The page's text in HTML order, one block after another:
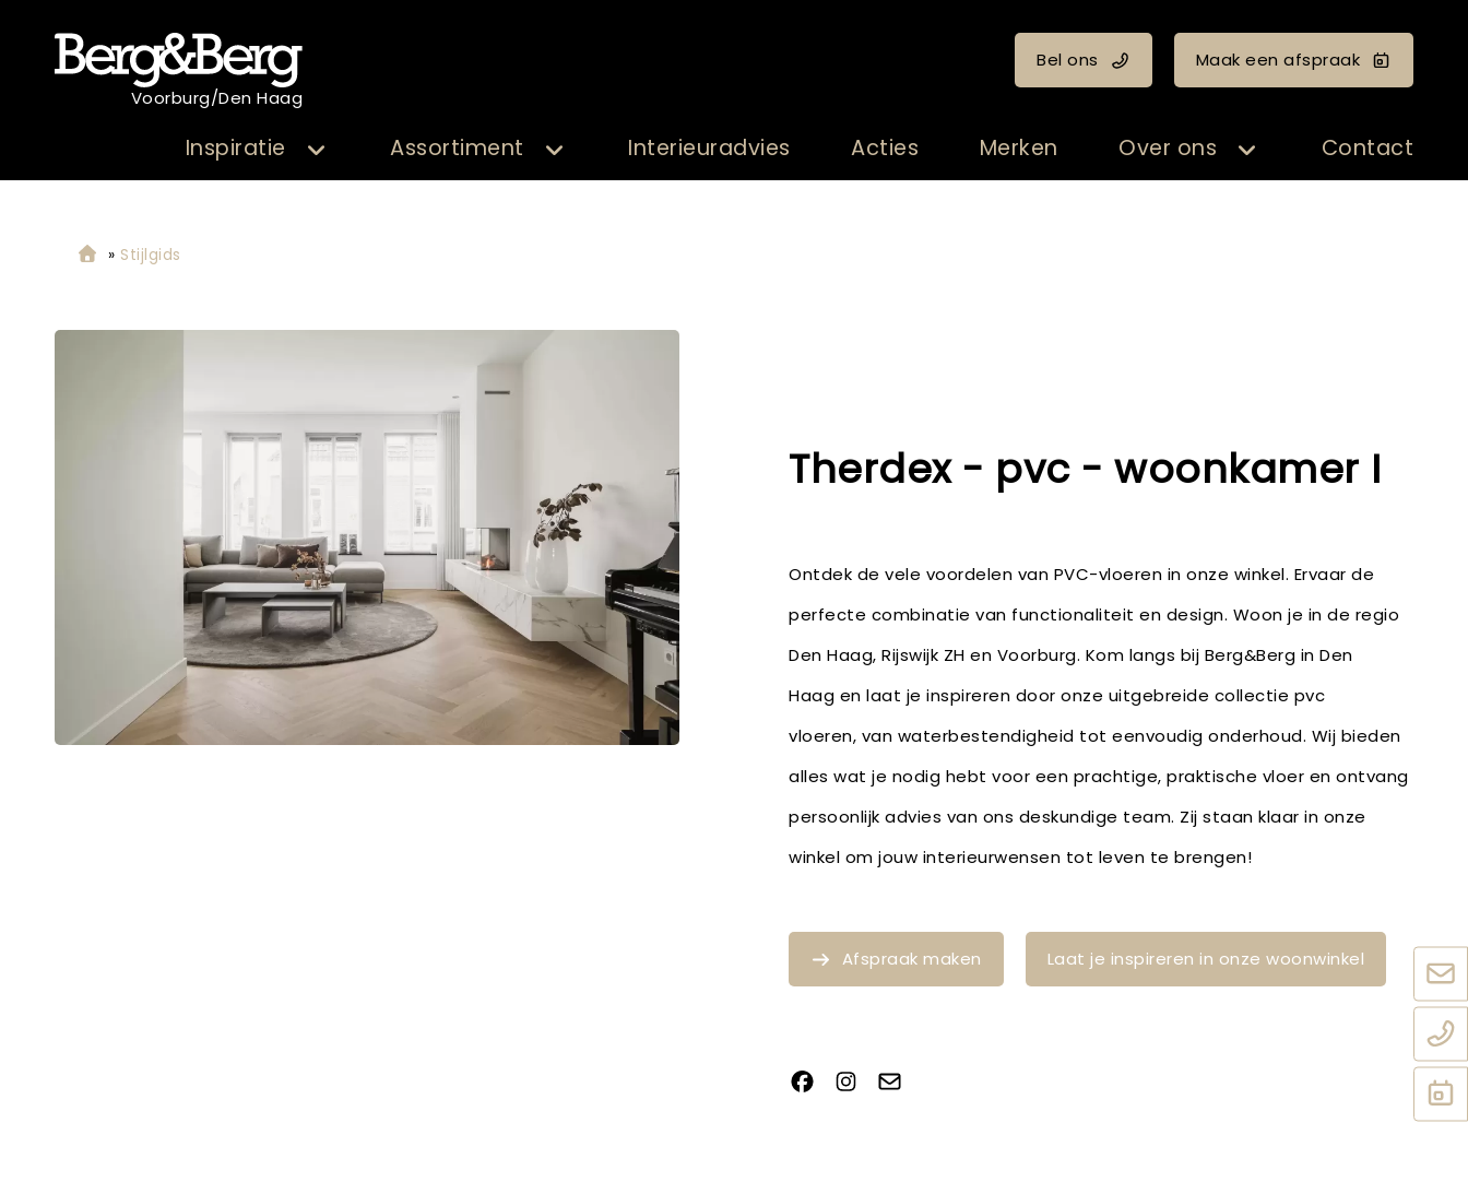
Voorburg/Den Haag
Bel ons Maak een afspraak
Inspiratie Assortiment Interieuradvies Acties Merken Over ons Contact
» Stijlgids
Therdex - pvc - woonkamer I
Ontdek de vele voordelen van PVC-vloeren in onze winkel. Ervaar de
perfecte combinatie van functionaliteit en design. Woon je in de regio
Den Haag, Rijswijk ZH en Voorburg. Kom langs bij Berg&Berg in Den
Haag en laat je inspireren door onze uitgebreide collectie pvc
vloeren, van waterbestendigheid tot eenvoudig onderhoud. Wij bieden
alles wat je nodig hebt voor een prachtige, praktische vloer en ontvang
persoonlijk advies van ons deskundige team. Zij staan klaar in onze
winkel om jouw interieurwensen tot leven te brengen!
Afspraak maken Laat je inspireren in onze woonwinkel